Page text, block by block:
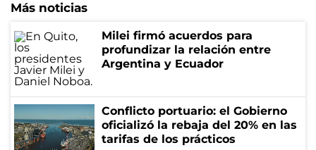
Más noticias
Milei firmó acuerdos para
profundizar la relación entre
Argentina y Ecuador
Conflicto portuario: el Gobierno
oficializó la rebaja del 20% en las
tarifas de los prácticos